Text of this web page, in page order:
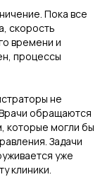
Пока все
скорость
времени и
процессы
не
обращаются
которые могли бы
Задачи
уже
клиники.